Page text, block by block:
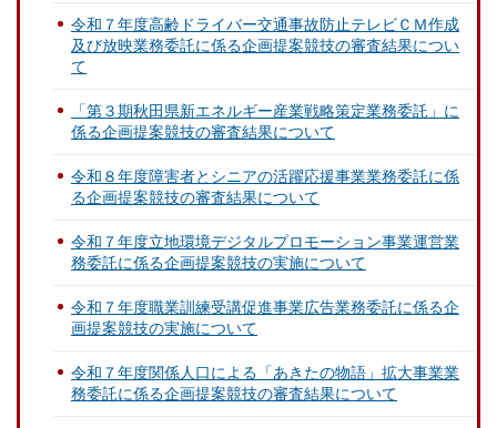
令和７年度高齢ドライバー交通事故防止テレビＣＭ作成
及び放映業務委託に係る企画提案競技の審査結果につい
て
「第３期秋田県新エネルギー産業戦略策定業務委託」に
係る企画提案競技の審査結果について
令和８年度障害者とシニアの活躍応援事業業務委託に係
る企画提案競技の審査結果について
令和７年度立地環境デジタルプロモーション事業運営業
務委託に係る企画提案競技の実施について
令和７年度職業訓練受講促進事業広告業務委託に係る企
画提案競技の実施について
令和７年度関係人口による「あきたの物語」拡大事業業
務委託に係る企画提案競技の審査結果について